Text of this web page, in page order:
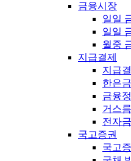
금융시장
일일
일일
월중
지급결제
지급
한은
금융
거스
전자
국고증권
국고